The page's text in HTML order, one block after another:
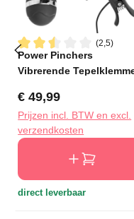
(2,5)
Gemiddelde
Power Pinchers
Vibrerende
Normale prijs:
€ 49,99
Prijzen incl. BTW en excl.
verzendkosten
direct leverbaar